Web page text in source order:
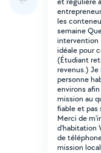
les
semaine
intervention
idéale pour
(Étudiant
revenus.)
personne
environs
mission au
fiable et pas
Merci de
d'habitation
de
mission